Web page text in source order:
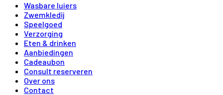
Wasbare luiers
Zwemkledij
Speelgoed
Verzorging
Eten & drinken
Aanbiedingen
Cadeaubon
Consult reserveren
Over ons
Contact